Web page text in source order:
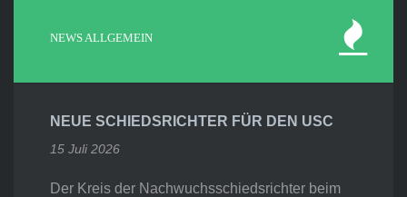
NEWS ALLGEMEIN
NEUE SCHIEDSRICHTER FÜR DEN USC
15 Juli 2026
Der Kreis der Nachwuchsschiedsrichter beim